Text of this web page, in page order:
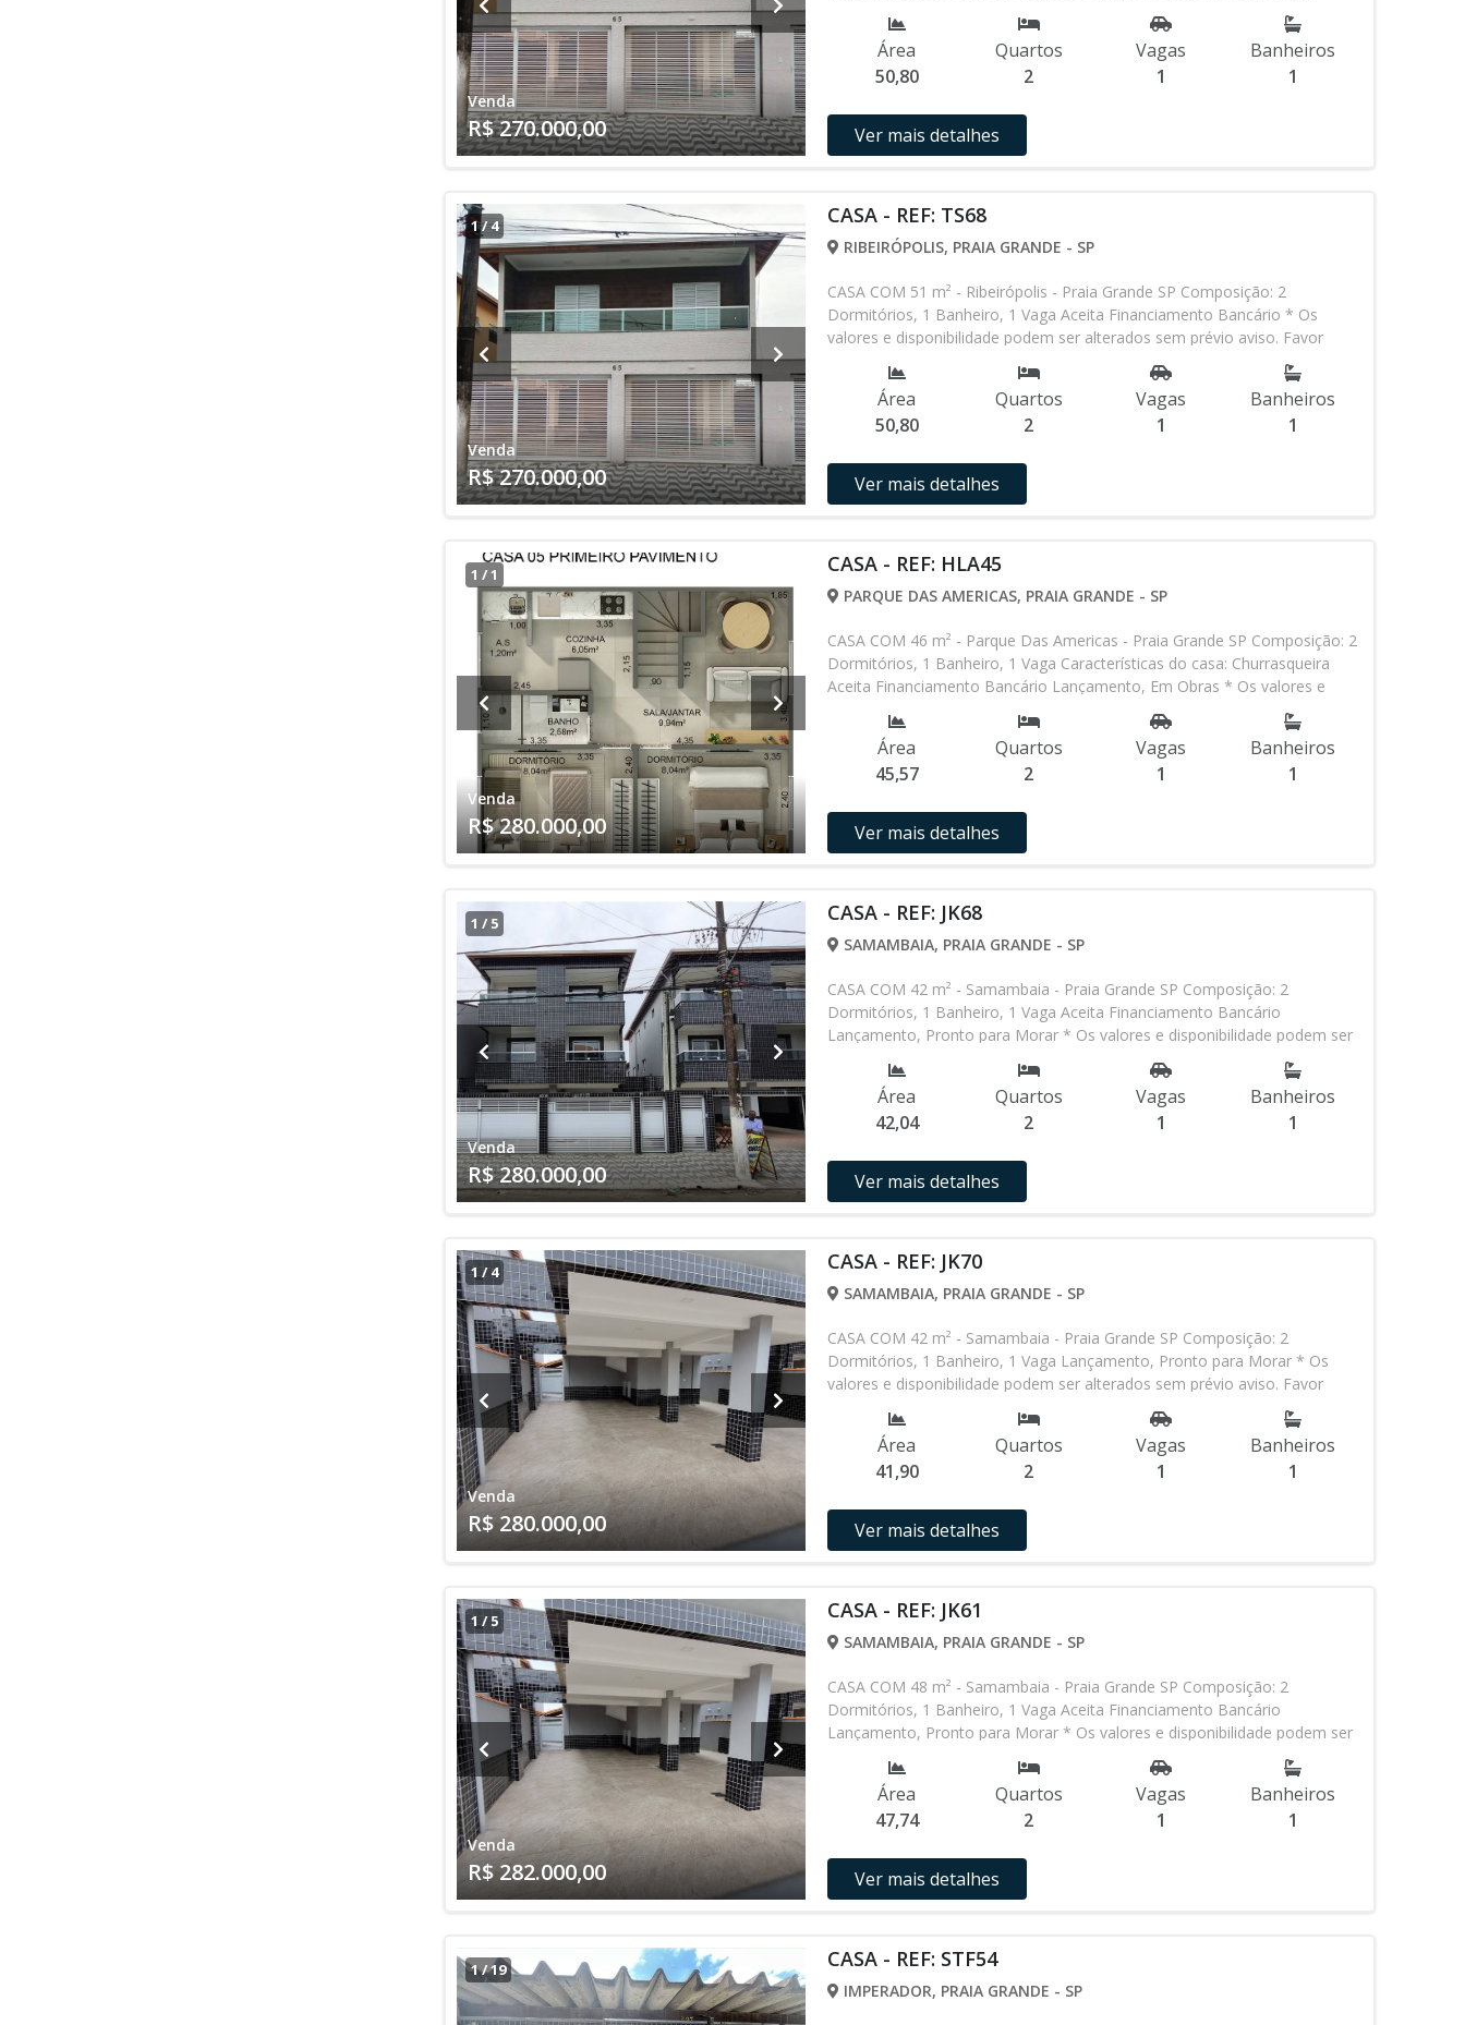
Venda
R$ 270.000,00
Área
50,80
Quartos
2
Vagas
1
Banheiros
1
Ver mais detalhes
1/4
Venda
R$ 270.000,00
CASA - REF: TS68
RIBEIRÓPOLIS, PRAIA GRANDE - SP
CASA COM 51 m² - Ribeirópolis - Praia Grande SP Composição: 2
Dormitórios, 1 Banheiro, 1 Vaga Aceita Financiamento Bancário * Os
valores e disponibilidade podem ser alterados sem prévio aviso. Favor
verificar entrando em contato com nossa equipe
Área
50,80
Quartos
2
Vagas
1
Banheiros
1
Ver mais detalhes
1 /1
Venda
R$ 280.000,00
CASA - REF: HLA45
PARQUE DAS AMERICAS, PRAIA GRANDE - SP
CASA COM 46 m² - Parque Das Americas - Praia Grande SP Composição: 2
Dormitórios, 1 Banheiro, 1 Vaga Características do casa: Churrasqueira
Aceita Financiamento Bancário Lançamento, Em Obras * Os valores e
disponibilidade podem ser alterados sem prévio aviso. Favor verificar
entrando em contato com nossa equipe
Área
45,57
Quartos
2
Vagas
1
Banheiros
1
Ver mais detalhes
1 / 5
Venda
R$ 280.000,00
CASA - REF: JK68
SAMAMBAIA, PRAIA GRANDE - SP
CASA COM 42 m² - Samambaia - Praia Grande SP Composição: 2
Dormitórios, 1 Banheiro, 1 Vaga Aceita Financiamento Bancário
Lançamento, Pronto para Morar * Os valores e disponibilidade podem ser
alterados sem prévio aviso. Favor verificar entrando em contato com
nossa equipe
Área
42,04
Quartos
2
Vagas
1
Banheiros
1
Ver mais detalhes
1/4
Venda
R$ 280.000,00
CASA - REF: JK70
SAMAMBAIA, PRAIA GRANDE - SP
CASA COM 42 m² - Samambaia - Praia Grande SP Composição: 2
Dormitórios, 1 Banheiro, 1 Vaga Lançamento, Pronto para Morar * Os
valores e disponibilidade podem ser alterados sem prévio aviso. Favor
verificar entrando em contato com nossa equipe
Área
41,90
Quartos
2
Vagas
1
Banheiros
1
Ver mais detalhes
1/5
Venda
R$ 282.000,00
CASA - REF: JK61
SAMAMBAIA, PRAIA GRANDE - SP
CASA COM 48 m² - Samambaia - Praia Grande SP Composição: 2
Dormitórios, 1 Banheiro, 1 Vaga Aceita Financiamento Bancário
Lançamento, Pronto para Morar * Os valores e disponibilidade podem ser
alterados sem prévio aviso. Favor verificar entrando em contato com
nossa equipe
Área
47,74
Quartos
2
Vagas
1
Banheiros
1
Ver mais detalhes
1/19 CASA - REF: STF54
IMPERADOR, PRAIA GRANDE - SP